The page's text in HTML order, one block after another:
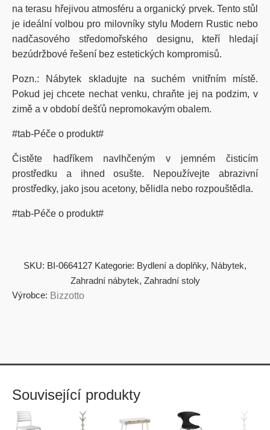
na terasu hřejivou atmosféru a organický prvek. Tento stůl
je ideální volbou pro milovníky stylu Modern Rustic nebo
nadčasového středomořského designu, kteří hledají
bezúdržbové řešení bez estetických kompromisů.
Pozn.: Nábytek skladujte na suchém vnitřním místě.
Pokud jej chcete nechat venku, chraňte jej na podzim, v
zimě a v období dešťů nepromokavým obalem.
#tab-Péče o produkt#
Čistěte hadříkem navlhčeným v jemném čisticím
prostředku a ihned osušte. Nepoužívejte abrazivní
prostředky, jako jsou acetony, bělidla nebo rozpouštědla.
#tab-Péče o produkt#
SKU: BI-0664127 Kategorie: Bydlení a doplňky, Nábytek,
Zahradní nábytek, Zahradní stoly
Výrobce: Bizzotto
Související produkty